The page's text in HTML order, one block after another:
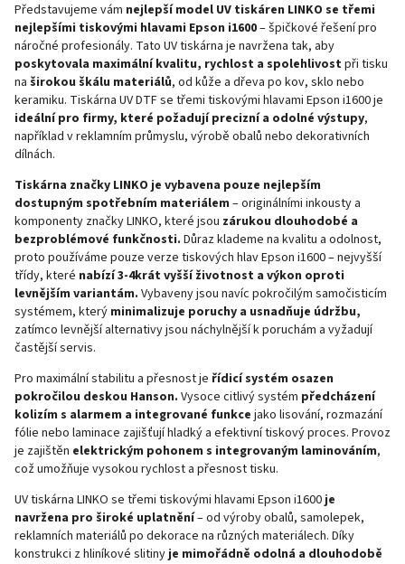
Představujeme vám nejlepší modelUV tiskáren LINKO se třemi
nejlepšími tiskovými hlavami Epson i1600– špičkové řešení pro
náročné profesionály. Tato UV tiskárna je navržena tak, aby
poskytovala maximální kvalitu, rychlost a spolehlivostpři tisku
na širokou škálu materiálů, od kůže a dřeva po kov, sklo nebo
keramiku. Tiskárna UV DTF se třemi tiskovými hlavami Epson i1600 je
ideální pro firmy, které požadují precizní a odolné výstupy,
například v reklamním průmyslu, výrobě obalů nebo dekorativních
dílnách.
Tiskárna značky LINKO je vybavena pouze nejlepším
dostupným spotřebním materiálem – originálními inkousty a
komponenty značky LINKO, které jsou zárukou dlouhodobé a
bezproblémové funkčnosti. Důraz klademe na kvalitu a odolnost,
proto používáme pouze verze tiskových hlav Epson i1600 – nejvyšší
třídy, které nabízí 3-4krát vyšší životnost a výkon oproti
levnějším variantám. Vybaveny jsou navíc pokročilým samočisticím
systémem, který minimalizuje poruchy a usnadňuje údržbu,
zatímco levnější alternativy jsou náchylnější k poruchám a vyžadují
častější servis.
Pro maximální stabilitu a přesnost je řídicí systém osazen
pokročilou deskou Hanson. Vysoce citlivý systém předcházení
kolizím s alarmem a integrované funkce jako lisování, rozmazání
fólie nebo laminace zajišťují hladký a efektivní tiskový proces. Provoz
je zajištěn elektrickým pohonem s integrovaným laminováním,
což umožňuje vysokou rychlost a přesnost tisku.
UV tiskárna LINKO se třemi tiskovými hlavami Epson i1600je
navržena pro široké uplatnění– od výroby obalů, samolepek,
reklamních materiálů po dekorace na různých materiálech. Díky
konstrukci z hliníkové slitinyje mimořádně odolná a dlouhodobě